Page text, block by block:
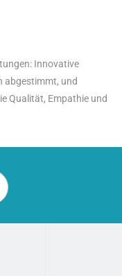
Innovative
abgestimmt, und
Qualität, Empathie und